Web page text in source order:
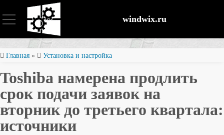
windwix.ru
Установка и настройка
Оптимизация ОС
Восстановление файлов
Главная » Установка и настройка
Toshiba намерена продлить
срок подачи заявок на
вторник до третьего квартала:
источники